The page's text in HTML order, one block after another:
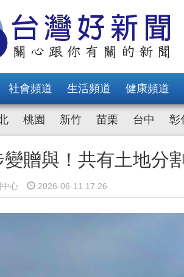
社會頻道 生活頻道 健康頻道
桃園 新竹 苗栗 台中 彰
變贈與！共有土地
心 2026-06-11 17:26